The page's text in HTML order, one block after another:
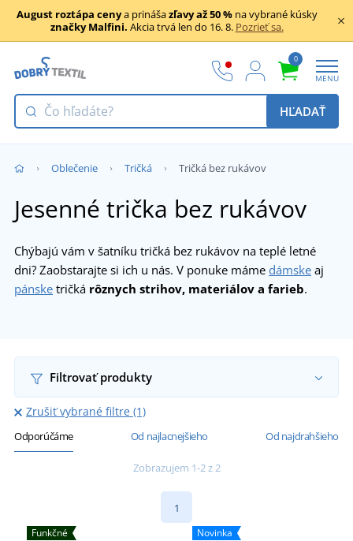
August roztápa cenya prinášazľavy až 50 %na vybrané kúsky
značky Malfini. Akcia trvá len do 16. 8. Pozrieť sa.
0
MENU
HĽADAŤ
Oblečenie Tričká Tričká bez rukávov
Jesenné trička bez rukávov
Chýbajú vám v šatníku tričká bez rukávov na teplé letné
dni? Zaobstarajte si ich u nás. V ponuke máme dámske aj
pánske tričká rôznych strihov, materiálov a farieb.
Filtrovať produkty
Zrušiť vybrané filtre (1)
Odporúčáme Od najlacnejšieho Od najdrahšieho
Zobrazujem 1-2 z 2
1
Funkčné Novinka